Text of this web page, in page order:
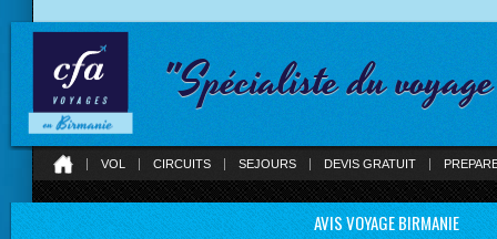
"Spécialiste du
VOL CIRCUITS SEJOURS DEVIS GRATUIT
AVIS VOYAGE BIRMANIE